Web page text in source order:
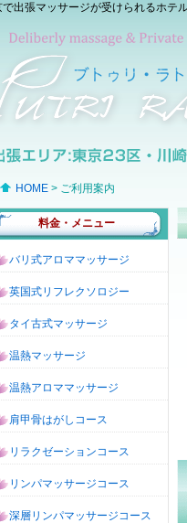
で出張マッサージが受けられるホテ
HOME> ご利用案内
料金・メニュー
バリ式アロママッサージ
英国式リフレクソロジー
タイ古式マッサージ
温熱マッサージ
温熱アロママッサージ
肩甲骨はがしコース
リラクゼーションコース
リンパマッサージコース
深層リンパマッサージコース